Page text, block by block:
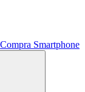
Compra Smartphone